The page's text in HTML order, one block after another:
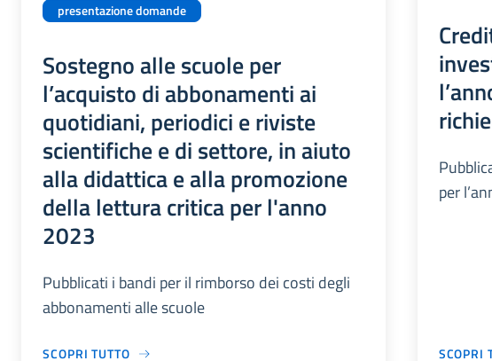
presentazione domande
Sostegno alle scuole per
l’acquisto di abbonamenti ai
quotidiani, periodici e riviste
scientifiche e di settore, in aiuto
alla didattica e alla promozione
della lettura critica per l'anno
2023
Pubblicati i bandi per il rimborso dei costi degli
abbonamenti alle scuole
SCOPRI TUTTO
per
SCOPRI